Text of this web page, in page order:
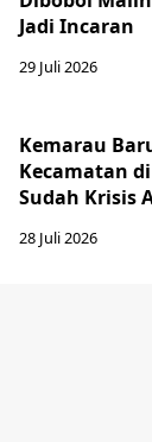
Jadi Incaran
29 Juli 2026
Kemarau
Kecamatan
Sudah Krisis
28 Juli 2026